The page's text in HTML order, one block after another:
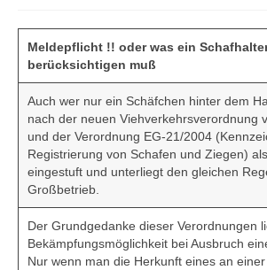
Schafrassen
Mitglied werden?
Termine
Workshop-Termine
Tagebuch
Sie brauchen Hilfe? …
Das Stallbuch
Meldepflicht !! oder was ein
berücksichtigen muß
Auch wer nur ein Schäfchen hinter dem
nach der neuen Viehverkehrsverordnung
und der Verordnung EG-21/2004
Registrierung von Schafen und Ziegen)
eingestuft und unterliegt den gleichen
Großbetrieb.
Der Grundgedanke dieser Verordnungen
Bekämpfungsmöglichkeit bei Ausbruch
Nur wenn man die Herkunft eines an